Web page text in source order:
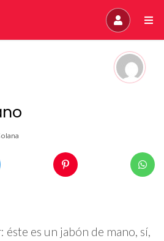
éste es un jabón de mano, sí,